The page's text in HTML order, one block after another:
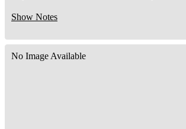
Show Notes
No Image Available